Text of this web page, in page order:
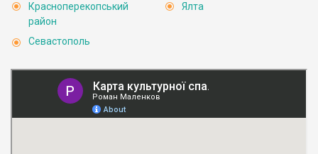
Красноперекопський
район
Севастополь
Ялта